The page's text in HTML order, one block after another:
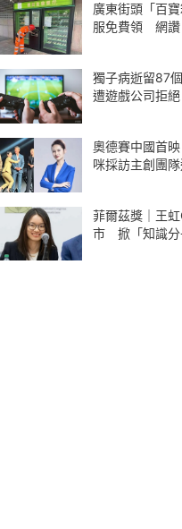
廣東街頭「百
服免費領 網讚
獨子病逝留87
遭遊戲公司拒
奧德賽中國首
咪採訪主創團
菲爾茲獎｜王
市 掀「知識分